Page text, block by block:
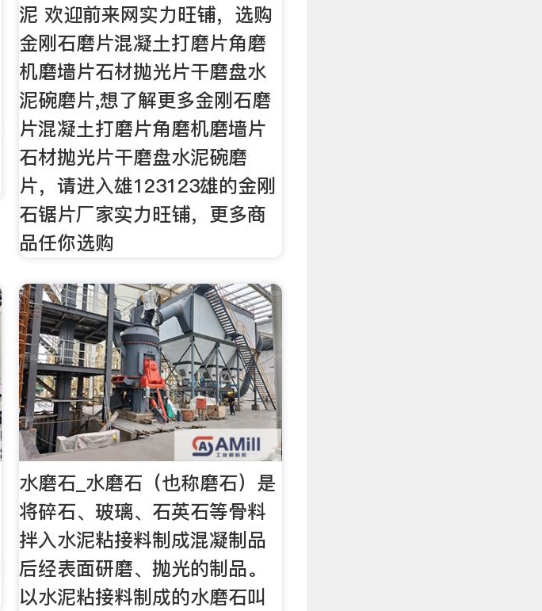
泥 欢迎前来网实力旺铺，选购
金刚石磨片混凝土打磨片角磨
机磨墙片石材抛光片干磨盘水
泥碗磨片,想了解更多金刚石磨
片混凝土打磨片角磨机磨墙片
石材抛光片干磨盘水泥碗磨
片，请进入雄123123雄的金刚
石锯片厂家实力旺铺，更多商
品任你选购
水磨石_水磨石（也称磨石）是
将碎石、玻璃、石英石等骨料
拌入水泥粘接料制成混凝制品
后经表面研磨、抛光的制品。
以水泥粘接料制成的水磨石叫